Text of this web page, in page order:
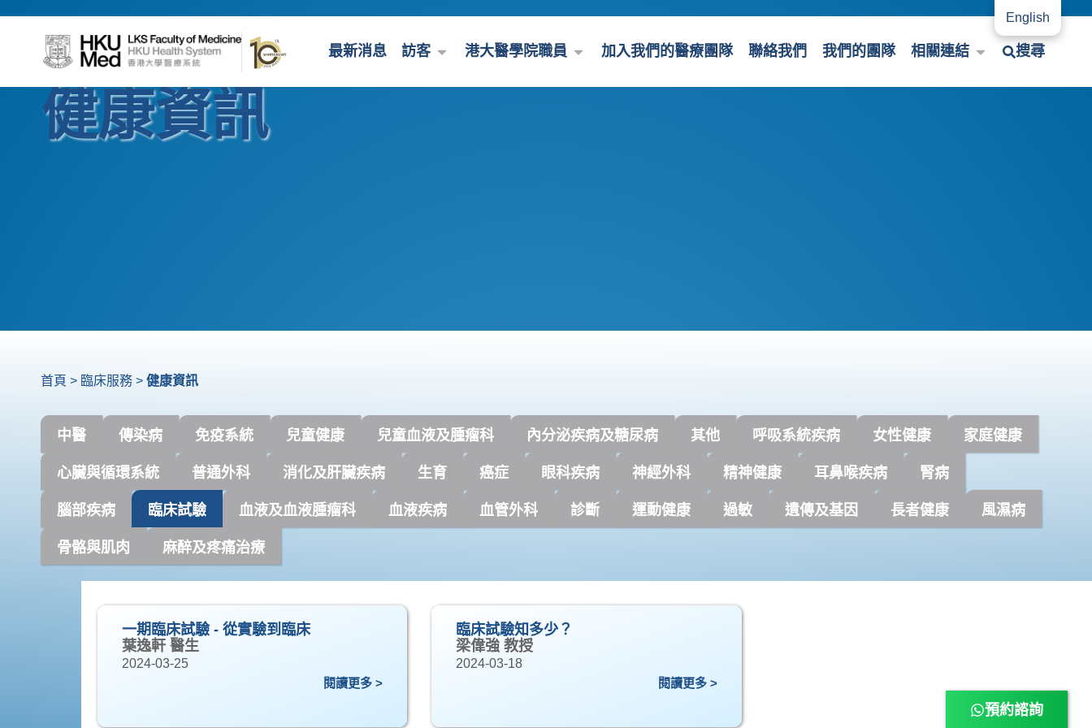
English
最新消息 訪客 港大醫學院職員 加入我們的醫療團隊 聯絡我們 我們的團隊 相關連結 搜尋
健康資訊
首頁 > 臨床服務 > 健康資訊
中醫 傳染病 免疫系統 兒童健康 兒童血液及腫瘤科 內分泌疾病及糖尿病 其他 呼吸系統疾病 女性健康 家庭健康
心臟與循環系統 普通外科 消化及肝臟疾病 生育 癌症 眼科疾病 神經外科 精神健康 耳鼻喉疾病 腎病
腦部疾病 臨床試驗 血液及血液腫瘤科 血液疾病 血管外科 診斷 運動健康 過敏 遺傳及基因 長者健康 風濕病
骨骼與肌肉 麻醉及疼痛治療
一期臨床試驗 - 從實驗到臨床
葉逸軒 醫生
2024-03-25
閱讀更多 >
臨床試驗知多少？
梁偉強 教授
2024-03-18
閱讀更多 >
預約諮詢